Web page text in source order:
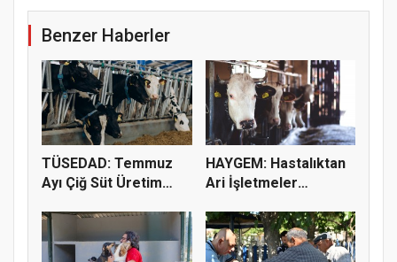
Benzer Haberler
TÜSEDAD: Temmuz
Ayı Çiğ Süt Üretim
HAYGEM: Hastalıktan
Ari İşletmeler